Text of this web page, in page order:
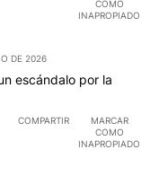
COMO
INAPROPIADO
DE 2026
escándalo por la
COMPARTIR
MARCAR
COMO
INAPROPIADO